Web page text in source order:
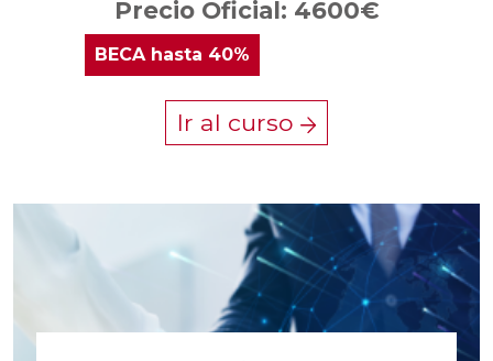
Precio Oficial: 4600€
BECAhasta 40%
Ir al curso